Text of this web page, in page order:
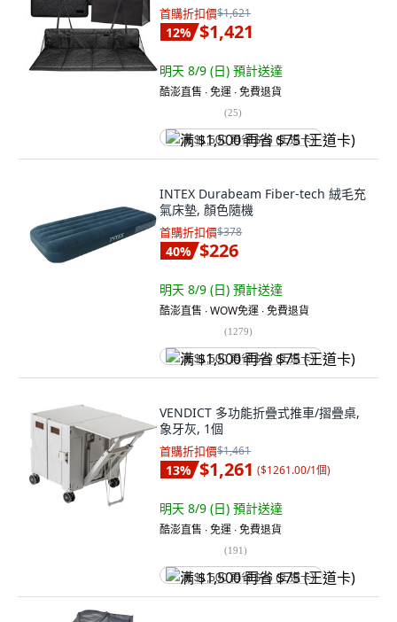
首購折扣價$1,621
12% $1,421
明天 8/9 (日) 預計送達
酷澎直售 ∙ 免運 ∙ 免費退貨
(25)
满 $1,500 再省 $75 (王道卡)
INTEX Durabeam Fiber-tech 絨毛充
氣床墊, 顏色隨機
首購折扣價$378
40% $226
明天 8/9 (日) 預計送達
酷澎直售 ∙ WOW免運 ∙ 免費退貨
(1279)
满 $1,500 再省 $75 (王道卡)
VENDICT 多功能折疊式推車/摺疊桌,
象牙灰, 1個
首購折扣價$1,461
13% $1,261 ($1261.00/1個)
明天 8/9 (日) 預計送達
酷澎直售 ∙ 免運 ∙ 免費退貨
(191)
满 $1,500 再省 $75 (王道卡)